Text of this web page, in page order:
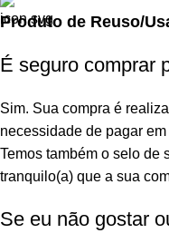
Produto de Reuso/
É seguro comprar
Sim. Sua compra é
necessidade de pagar
Temos também o selo de
tranquilo(a) que a sua
Se eu não gostar